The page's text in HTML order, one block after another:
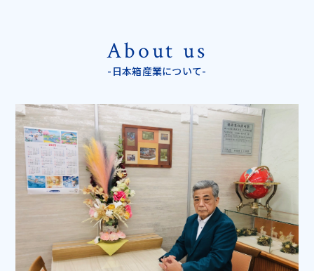
About us
-日本箱産業について-